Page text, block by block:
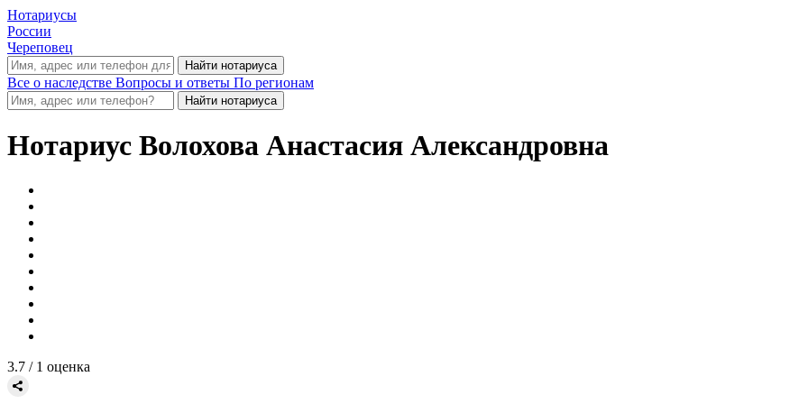
Нотариусы
России
Череповец
Все о наследстве Вопросы и ответы По регионам
Нотариус Волохова Анастасия Александровна
3.7 / 1 оценка